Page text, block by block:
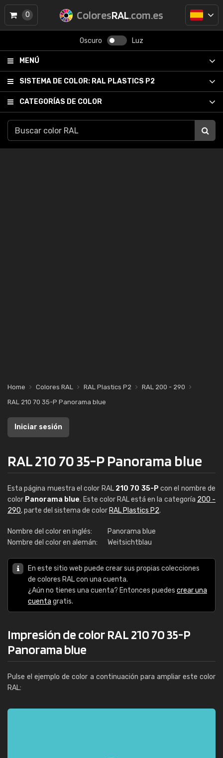
ColoresRAL.com.es
Oscuro Luz
MENÚ
SISTEMA DE COLOR: RAL PLASTICS P2
CATEGORÍAS DE COLOR
0
Home Colores RAL RAL Plastics P2
RAL 200 - 290
RAL 210 70 35-P Panorama blue
Iniciar sesión
RAL 210 70 35-P Panorama blue
Esta página muestra el color RAL 210 70 35-P con el nombre de
color Panorama blue. Este color RAL está en la categoría 200 -
290, parte del sistema de color RAL Plastics P2.
Nombre del color en inglés:
Panorama blue
Nombre del color en alemán:
Weitsichtblau
En este sitio web puede crear sus propias colecciones
de colores RAL con una cuenta.
¿Aún no tienes una cuenta? Entonces puedes crear una
cuenta gratis.
Impresión de color RAL 210 70 35-P
Panorama blue
Pulse el ejemplo de color a continuación para ampliar este color
RAL: